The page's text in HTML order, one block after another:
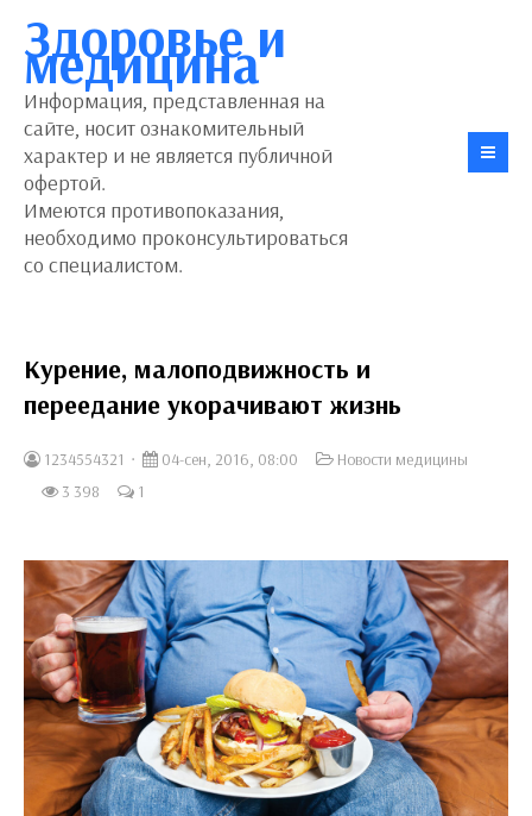
Здоровье и
медицина
Информация, представленная на
сайте, носит ознакомительный
характер и не является публичной
офертой.
Имеются противопоказания,
необходимо проконсультироваться
со специалистом.
Курение, малоподвижность и
переедание укорачивают жизнь
1234554321 04-сен, 2016, 08:00
Новости медицины
3 398
1